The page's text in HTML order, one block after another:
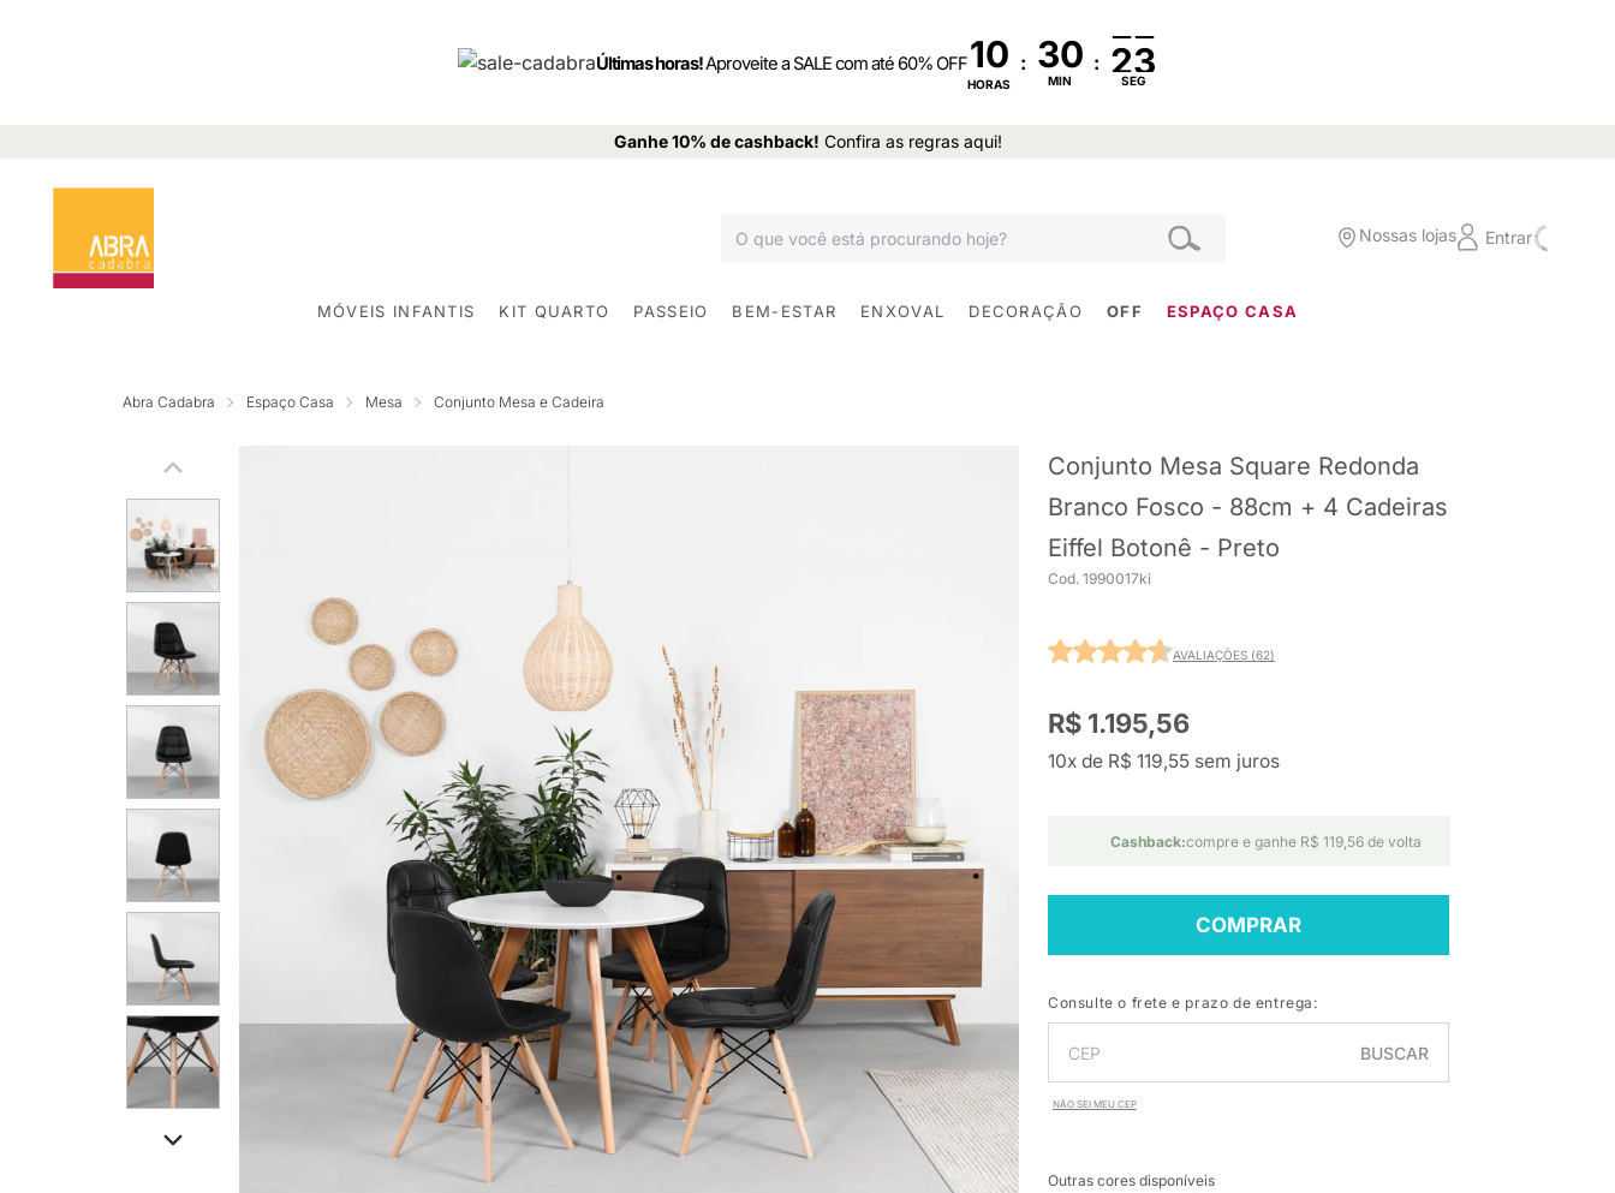
Últimas horas!Aproveite a SALE com até 60% OFF10
HORAS
:
MIN
:
SEG
Ganhe 10% de cashback! Confira as regras aqui!
Nossas lojas Entrar
MÓVEIS INFANTIS KIT QUARTO PASSEIO BEM-ESTAR ENXOVAL DECORAÇÃO OFF ESPAÇO CASA
Abra Cadabra Espaço Casa Mesa Conjunto Mesa e Cadeira
Conjunto Mesa Square Redonda
Branco Fosco - 88cm + 4 Cadeiras
Eiffel Botonê - Preto
Cod. 1990017ki
AVALIAÇÕES (62)
R$ 1.195,56
10x de R$ 119,55 sem juros
Cashback:compre e ganhe R$ 119,56 de volta
COMPRAR
Consulte o frete e prazo de entrega:
BUSCAR
NÃO SEI MEU CEP
Outras cores disponíveis